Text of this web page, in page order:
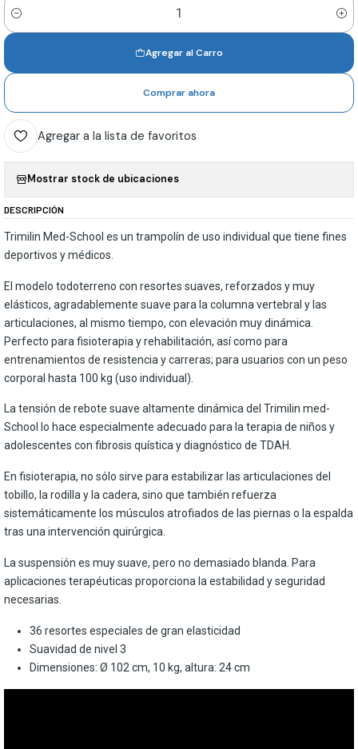
Cantidad
Agregar al Carro
Comprar ahora
Agregar a la lista de favoritos
Mostrar stock de ubicaciones
DESCRIPCIÓN
Trimilin Med-School es un trampolín de uso individual que tiene fines
deportivos y médicos.
El modelo todoterreno con resortes suaves, reforzados y muy
elásticos, agradablemente suave para la columna vertebral y las
articulaciones, al mismo tiempo, con elevación muy dinámica.
Perfecto para fisioterapia y rehabilitación, así como para
entrenamientos de resistencia y carreras; para usuarios con un peso
corporal hasta 100 kg (uso individual).
La tensión de rebote suave altamente dinámica del Trimilin med-
School lo hace especialmente adecuado para la terapia de niños y
adolescentes con fibrosis quística y diagnóstico de TDAH.
En fisioterapia, no sólo sirve para estabilizar las articulaciones del
tobillo, la rodilla y la cadera, sino que también refuerza
sistemáticamente los músculos atrofiados de las piernas o la espalda
tras una intervención quirúrgica.
La suspensión es muy suave, pero no demasiado blanda. Para
aplicaciones terapéuticas proporciona la estabilidad y seguridad
necesarias.
36 resortes especiales de gran elasticidad
Suavidad de nivel 3
Dimensiones: Ø 102 cm, 10 kg, altura: 24 cm